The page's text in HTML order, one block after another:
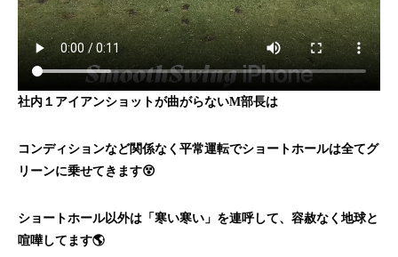
社内１アイアンショットが曲がらないM部長は
コンディションなど関係なく平常運転でショートホールは全てグ
リーンに乗せてきます😵
ショートホール以外は「寒い寒い」を連呼して、容赦なく地球と
喧嘩してます🌎